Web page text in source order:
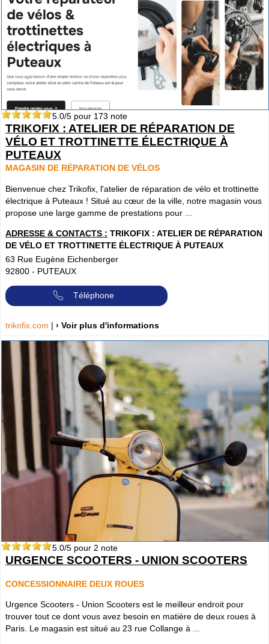
5.0/5 pour 173 note
TRIKOFIX : ATELIER DE RÉPARATION DE
VÉLO ET TROTTINETTE ÉLECTRIQUE À
PUTEAUX
MAGASIN DE RÉPARATION DE VÉLOS
Bienvenue chez Trikofix, l'atelier de réparation de vélo et trottinette
électrique à Puteaux ! Situé au cœur de la ville, notre magasin vous
propose une large gamme de prestations pour ...
ADRESSE & CONTACTS : TRIKOFIX : ATELIER DE RÉPARATION
DE VÉLO ET TROTTINETTE ÉLECTRIQUE À PUTEAUX
63 Rue Eugène Eichenberger
92800 - PUTEAUX
Téléphone
trikofix.com | › Voir plus d'informations
5.0/5 pour 2 note
URGENCE SCOOTERS - UNION SCOOTERS
CONCESSIONNAIRE DEUX ROUES
Urgence Scooters - Union Scooters est le meilleur endroit pour
trouver tout ce dont vous avez besoin en matière de deux roues à
Paris. Le magasin est situé au 23 rue Collange à ...